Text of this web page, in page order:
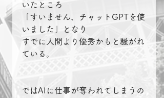
いたところ
「すいません、チャットGPTを使
いました」となり
すでに人間より優秀かもと騒がれ
ている。
ではAIに仕事が奪われてしまうの